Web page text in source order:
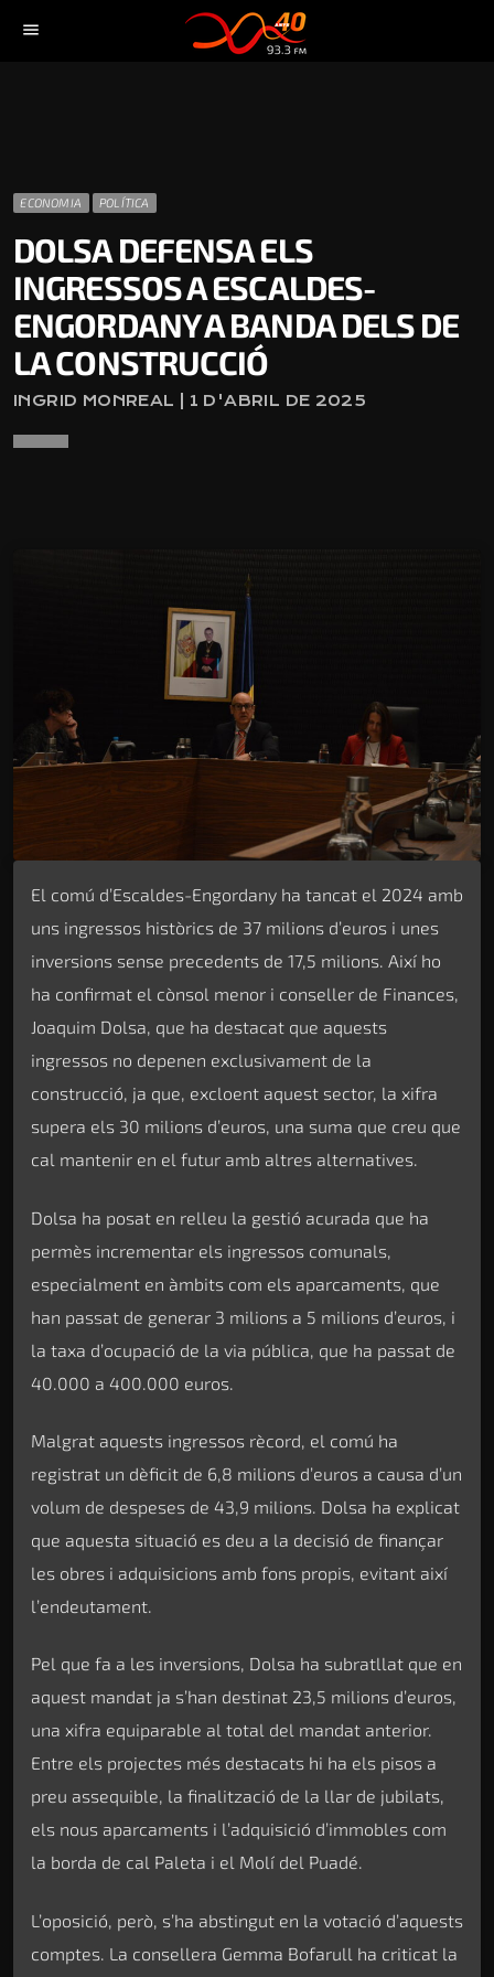
menu
ECONOMIA POLÍTICA
DOLSA DEFENSA ELS
INGRESSOS A ESCALDES-
ENGORDANY A BANDA DELS DE
LA CONSTRUCCIÓ
INGRID MONREAL | 1 D'ABRIL DE 2025
El comú d’Escaldes-Engordany ha tancat el 2024 amb
uns ingressos històrics de 37 milions d’euros i unes
inversions sense precedents de 17,5 milions. Així ho
ha confirmat el cònsol menor i conseller de Finances,
Joaquim Dolsa, que ha destacat que aquests
ingressos no depenen exclusivament de la
construcció, ja que, excloent aquest sector, la xifra
supera els 30 milions d’euros, una suma que creu que
cal mantenir en el futur amb altres alternatives.
Dolsa ha posat en relleu la gestió acurada que ha
permès incrementar els ingressos comunals,
especialment en àmbits com els aparcaments, que
han passat de generar 3 milions a 5 milions d’euros, i
la taxa d’ocupació de la via pública, que ha passat de
40.000 a 400.000 euros.
Malgrat aquests ingressos rècord, el comú ha
registrat un dèficit de 6,8 milions d’euros a causa d’un
volum de despeses de 43,9 milions. Dolsa ha explicat
que aquesta situació es deu a la decisió de finançar
les obres i adquisicions amb fons propis, evitant així
l’endeutament.
Pel que fa a les inversions, Dolsa ha subratllat que en
aquest mandat ja s’han destinat 23,5 milions d’euros,
una xifra equiparable al total del mandat anterior.
Entre els projectes més destacats hi ha els pisos a
preu assequible, la finalització de la llar de jubilats,
els nous aparcaments i l’adquisició d’immobles com
la borda de cal Paleta i el Molí del Puadé.
L’oposició, però, s’ha abstingut en la votació d’aquests
comptes. La consellera Gemma Bofarull ha criticat la